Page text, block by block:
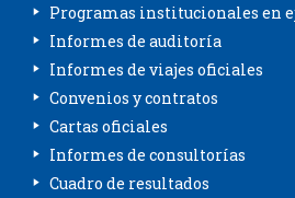
Programas institucionales en
Informes de auditoría
Informes de viajes oficiales
Convenios y contratos
Cartas oficiales
Informes de consultorías
Cuadro de resultados